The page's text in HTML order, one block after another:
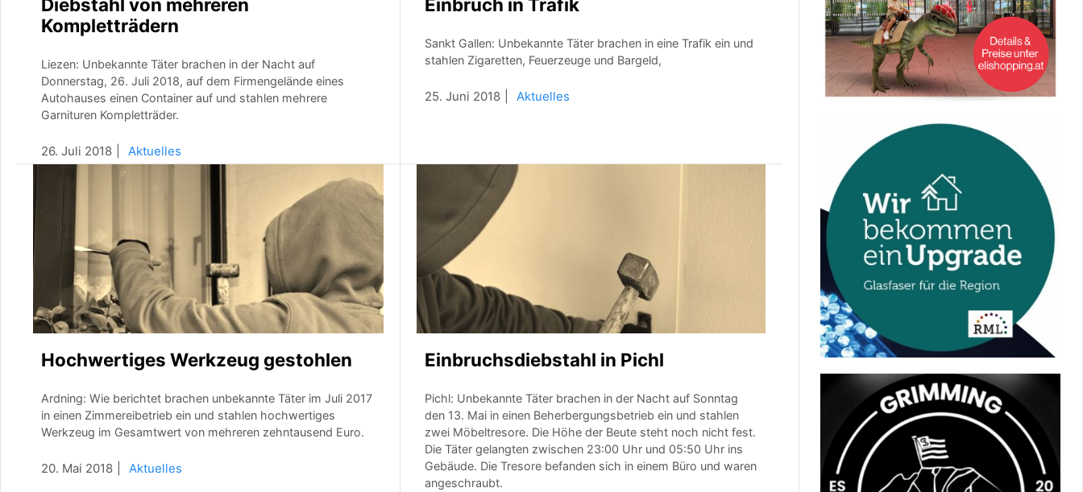
Diebstahl von mehreren
Kompletträdern
Liezen: Unbekannte Täter brachen in der Nacht auf
Donnerstag, 26. Juli 2018, auf dem Firmengelände eines
Autohauses einen Container auf und stahlen mehrere
Garnituren Kompletträder.
26. Juli 2018 Aktuelles
Einbruch in Trafik
Sankt Gallen: Unbekannte Täter brachen in eine Trafik ein und
stahlen Zigaretten, Feuerzeuge und Bargeld,
25. Juni 2018 Aktuelles
Hochwertiges Werkzeug gestohlen
Ardning: Wie berichtet brachen unbekannte Täter im Juli 2017
in einen Zimmereibetrieb ein und stahlen hochwertiges
Werkzeug im Gesamtwert von mehreren zehntausend Euro.
20. Mai 2018 Aktuelles
Einbruchsdiebstahl in Pichl
Pichl: Unbekannte Täter brachen in der Nacht auf Sonntag
den 13. Mai in einen Beherbergungsbetrieb ein und stahlen
zwei Möbeltresore. Die Höhe der Beute steht noch nicht fest.
Die Täter gelangten zwischen 23:00 Uhr und 05:50 Uhr ins
Gebäude. Die Tresore befanden sich in einem Büro und waren
angeschraubt.